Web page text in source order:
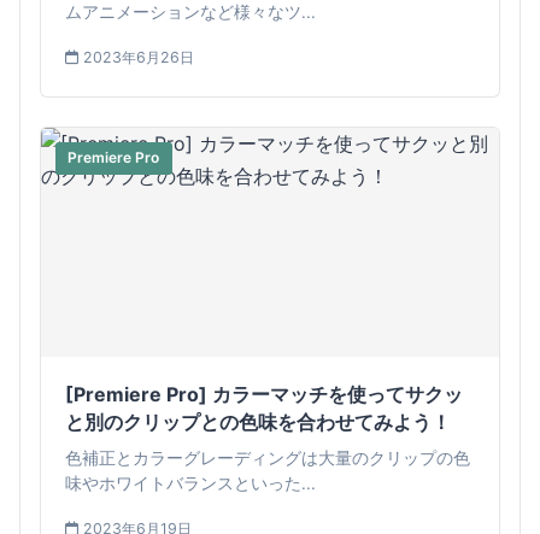
ムアニメーションなど様々なツ...
2023年6月26日
Premiere Pro
[Premiere Pro] カラーマッチを使ってサクッ
と別のクリップとの色味を合わせてみよう！
色補正とカラーグレーディングは大量のクリップの色
味やホワイトバランスといった...
2023年6月19日